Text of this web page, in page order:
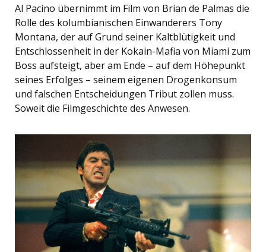
Al Pacino übernimmt im Film von Brian de Palmas die
Rolle des kolumbianischen Einwanderers Tony
Montana, der auf Grund seiner Kaltblütigkeit und
Entschlossenheit in der Kokain-Mafia von Miami zum
Boss aufsteigt, aber am Ende – auf dem Höhepunkt
seines Erfolges – seinem eigenen Drogenkonsum
und falschen Entscheidungen Tribut zollen muss.
Soweit die Filmgeschichte des Anwesen.